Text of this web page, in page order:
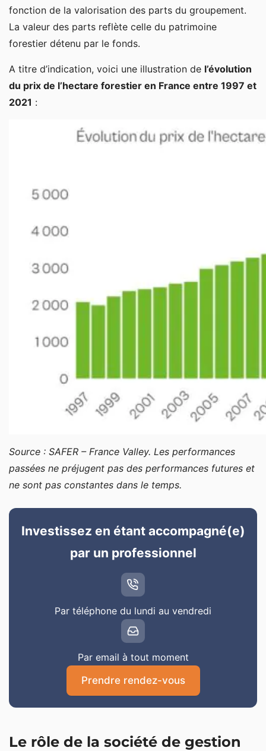
fonction de la valorisation des parts du groupement.
La valeur des parts reflète celle du patrimoine
forestier détenu par le fonds.
A titre d’indication, voici une illustration de l’évolution
du prix de l’hectare forestier en France entre 1997 et
2021 :
Source : SAFER – France Valley. Les performances
passées ne préjugent pas des performances futures et
ne sont pas constantes dans le temps.
Investissez en étant accompagné(e)
par un professionnel
Par téléphone du lundi au vendredi
Par email à tout moment
Prendre rendez-vous
Le rôle de la société de gestion